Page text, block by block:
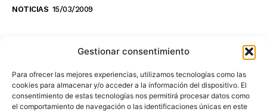
Gestionar consentimiento
Para ofrecer las mejores experiencias, utilizamos tecnologías como las
cookies para almacenar y/o acceder a la información del dispositivo. El
consentimiento de estas tecnologías nos permitirá procesar datos como
el comportamiento de navegación o las identificaciones únicas en este
NOTICIAS 15/03/2009
NO TE PIERDAS LO ÚLTIMO DEL CANAL
Haz clic en «Estoy de acuerdo» para